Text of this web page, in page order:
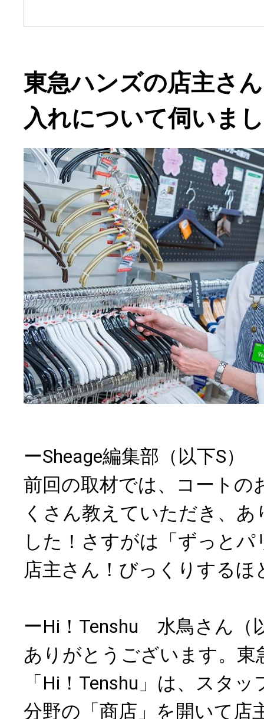
東急ハンズの店主さ
入れについて伺いま
ーSheage編集部（以下S）
前回の取材では、コートの
くさん教えていただき、
した！さすがは「ずっと
店主さん！びっくりするほ
ーHi！Tenshu 水鳥さん（
ありがとうございます。東
「Hi！Tenshu」は、スタ
分野の「商店」を開いて店